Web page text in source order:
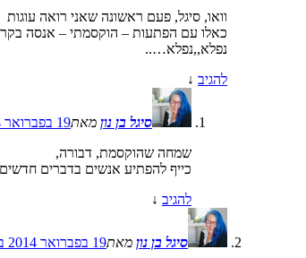
וואו, סיגל, פעם ראשונה שאני רואה עוגות
כאלו עם הפתעות – הוקסמתי – אנסה
נפלא,,נפלא…..
להגיב ↓
סיגל בן נון מאת19 בפברואר 2014 בשעה 00:36
שמחה שהוקסמת, דבורה,
כייף להפתיע אנשים בדברים
להגיב ↓
סיגל בן נון מאת19 בפברואר 2014 בשעה 00:35